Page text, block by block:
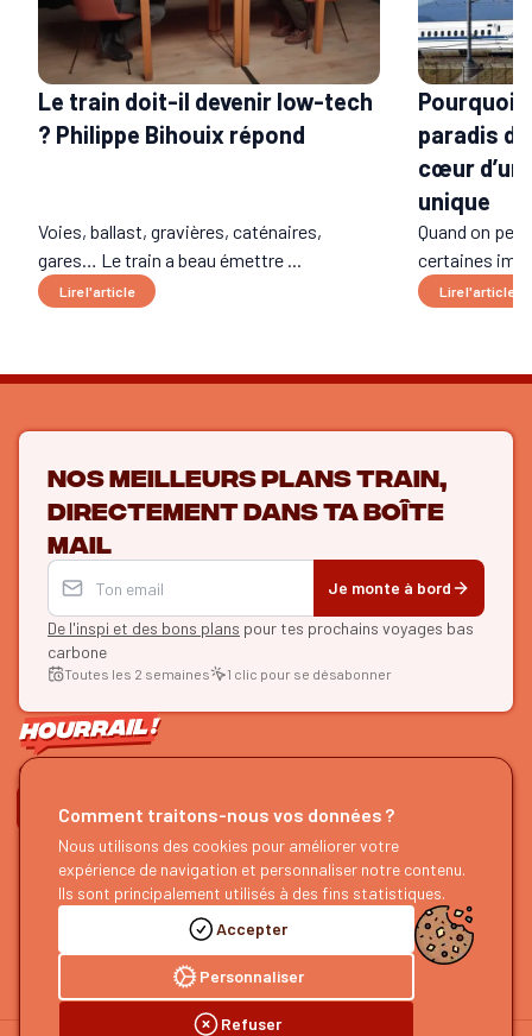
Le train doit-il devenir low-tech
? Philippe Bihouix répond
Voies, ballast, gravières, caténaires,
gares… Le train a beau émettre ...
Lire l'article
Pourquoi
paradis
cœur
unique
Quand on
certaines
Lire l'article
Nos meilleurs plans train,
directement dans ta boîte
mail
Je monte à bord
De l'inspi et des bons plans pour tes prochains voyages bas
carbone
Toutes les 2 semaines 1 clic pour se désabonner
ON SE SUIT ?
HOURRAIL !
À propos
Devenir partenaire
Nous faire un retour
EXPLORER
Recherche d'itinéraires
Nos guides
Notre blog
Notre podcast
Accepter
Personnaliser
Refuser
Comment traitons-nous vos données ?
Nous utilisons des cookies pour améliorer votre
expérience de navigation et personnaliser notre contenu.
Ils sont principalement utilisés à des fins statistiques.